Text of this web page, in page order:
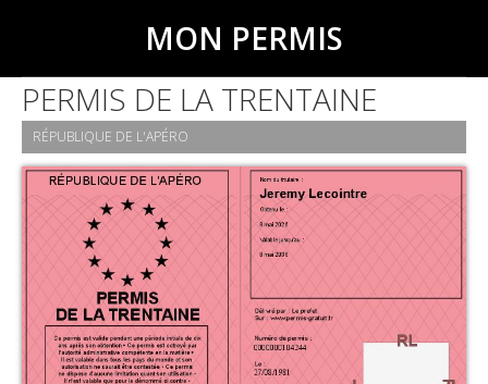
MON PERMIS
PERMIS DE LA TRENTAINE
RÉPUBLIQUE DE L'APÉRO